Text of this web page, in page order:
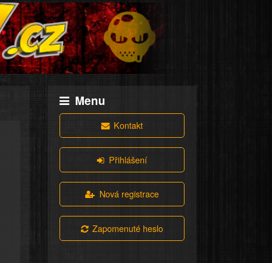
Menu
Kontakt
Přihlášení
Nová registrace
Zapomenuté heslo